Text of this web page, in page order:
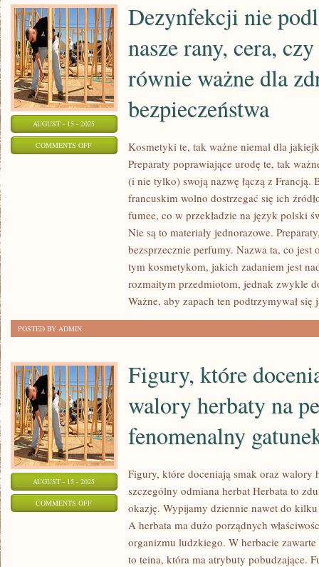
AUGUST - 15 - 2025
COMMENTS OFFON
DEZYNFEKCJI
PODLEGAJĄ
WYŁĄCZNIE
BOWIEM
DLA
ZDROWIE
ORAZ
BEZPIECZEŃSTWA
Dezynfekcji nie
nasze rany, cera,
równie ważne dla
bezpieczeństwa
Kosmetyki te, tak ważne niemal dla
Preparaty poprawiające urodę te, tak
(i nie tylko) swoją nazwę łączą z Francją.
francuskim wolno dostrzegać się ich
fumee, co w przekładzie na język polski
Nie są to materiały jednorazowe.
bezsprzecznie perfumy. Nazwa ta, co jest
tym kosmetykom, jakich zadaniem jest
rozmaitym przedmiotom, jednak zwykle
Ważne, aby zapach ten podtrzymywał się
POSTED BY ADMIN
AUGUST - 15 - 2025
COMMENTS OFFON
DOCENIAJĄ
Figury, które
walory herbaty na
fenomenalny
Figury, które doceniają smak oraz walory
szczególny odmiana herbat Herbata to
okazję. Wypijamy dziennie nawet do
A herbata ma dużo porządnych
organizmu ludzkiego. W herbacie
to teina, która ma atrybuty pobudzające.